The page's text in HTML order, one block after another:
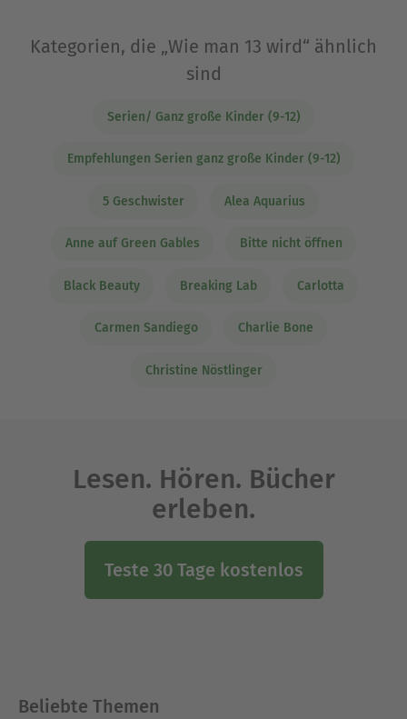
Kategorien, die „Wie man 13 wird“ ähnlich
sind
Serien/ Ganz große Kinder (9-12)
Empfehlungen Serien ganz große Kinder (9-12)
5 Geschwister Alea Aquarius
Anne auf Green Gables Bitte nicht öffnen
Black Beauty Breaking Lab Carlotta
Carmen Sandiego Charlie Bone
Christine Nöstlinger
Lesen. Hören. Bücher
erleben.
Teste 30 Tage kostenlos
Beliebte Themen